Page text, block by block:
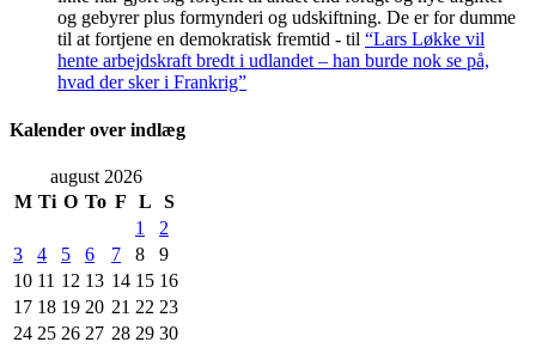
og gebyrer plus formynderi og udskiftning. De er for dumme
til at fortjene en demokratisk fremtid - til “Lars Løkke vil
hente arbejdskraft bredt i udlandet – han burde nok se på,
hvad der sker i Frankrig”
Kalender over indlæg
august 2026
M Ti O To F L
S
1
2
3
4 5 6 7 8
9
10 11 12 13 14 15 16
17 18 19 20 21 22 23
24 25 26 27 28 29 30